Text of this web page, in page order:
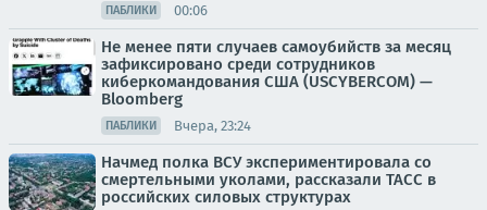
ПАБЛИКИ 00:06
Не менее пяти случаев самоубийств за месяц
зафиксировано среди сотрудников
киберкомандования США (USCYBERCOM) —
Bloomberg
ПАБЛИКИ Вчера, 23:24
Начмед полка ВСУ экспериментировала со
смертельными уколами, рассказали ТАСС в
российских силовых структурах